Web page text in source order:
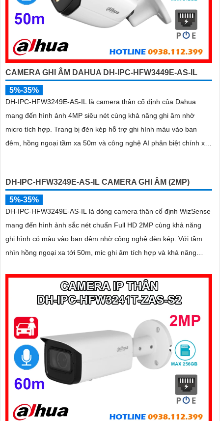
CAMERA GHI ÂM DAHUA DH-IPC-HFW3449E-AS-IL
5%-35%
DH-IPC-HFW3249E-AS-IL là camera thân cố định của Dahua
mang đến hình ảnh 4MP siêu nét cùng khả năng ghi âm nhờ
micro tích hợp. Trang bị đèn kép hỗ trợ ghi hình màu vào ban
đêm, hồng ngoại tầm xa 50m và công nghệ AI phân biệt chính xác
DH-IPC-HFW3249E-AS-IL CAMERA GHI ÂM (2MP)
5%-35%
DH-IPC-HFW3249E-AS-IL là dòng camera thân cố định WizSense
mang đến hình ảnh sắc nét chuẩn Full HD 2MP cùng khả năng
ghi hình có màu vào ban đêm nhờ công nghệ đèn kép. Với tầm
nhìn hồng ngoại xa tới 50m, mic ghi âm tích hợp và khả năng
giảm thiểu cảnh báo giả, hỗ trợ khe thẻ nhớ lên đến 512GB,
chuẩn chống nước IP67 giá rẻ